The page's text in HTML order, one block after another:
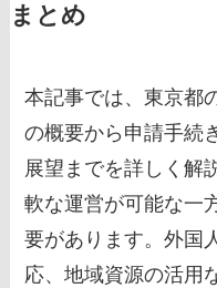
まとめ
本記事では、東京都
の概要から申請手続
展望までを詳しく解
軟な運営が可能な一
要があります。外国
応、地域資源の活用